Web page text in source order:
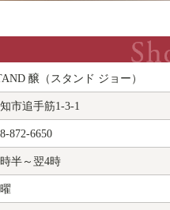
醸（スタンド ジョー）
市追手筋1-3-1
872-6650
半～翌4時